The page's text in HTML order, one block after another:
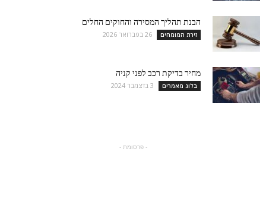
הבנת תהליך המסירה והחוקים החלים
זירת המומחים 26 בפברואר 2026
מחיר בדיקת רכב לפני קניה
בלוג מאמרים 3 בדצמבר 2024
- פרסומת -